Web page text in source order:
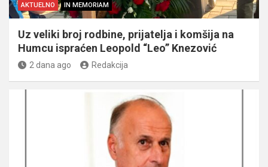
AKTUELNO IN MEMORIAM
Uz veliki broj rodbine, prijatelja i komšija na
Humcu ispraćen Leopold “Leo” Knezović
2 dana ago Redakcija